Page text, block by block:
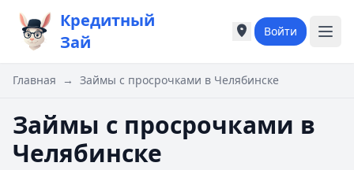
Кредитный
Зай
Города России
Москва
Казань
Города России
Москва
Казань
Войти
Главная → Займы с просрочками в Челябинске
Займы с просрочками в
Челябинске